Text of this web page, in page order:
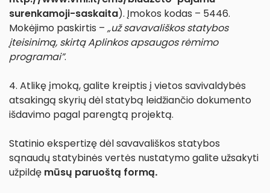
surenkamoji-saskaita). Įmokos kodas – 5446.
Mokėjimo paskirtis – „už savavališkos statybos
įteisinimą, skirtą Aplinkos apsaugos rėmimo
programai”.
4. Atlikę įmoką, galite kreiptis į vietos savivaldybės
atsakingą skyrių dėl statybą leidžiančio dokumento
išdavimo pagal parengtą projektą.
Statinio ekspertizę dėl savavališkos statybos
sąnaudų statybinės vertės nustatymo galite užsakyti
užpildę mūsų paruoštą formą.